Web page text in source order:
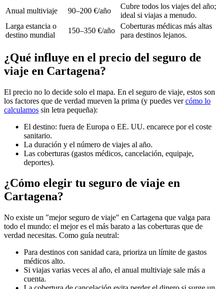
Anual multiviaje
90–200 €/año
Cubre todos los viajes del año;
ideal si viajas a menudo.
Larga estancia o
destino mundial
150–350 €/año
Coberturas médicas más altas
para destinos lejanos.
¿Qué influye en el precio del seguro de
viaje en Cartagena?
El precio no lo decide solo el mapa. En el seguro de viaje, estos son
los factores que de verdad mueven la prima (y puedes vercómo lo
calculamos sin letra pequeña):
El destino: fuera de Europa o EE. UU. encarece por el coste
sanitario.
La duración y el número de viajes al año.
Las coberturas (gastos médicos, cancelación, equipaje,
deportes).
¿Cómo elegir tu seguro de viaje en
Cartagena?
No existe un "mejor seguro de viaje" en Cartagena que valga para
todo el mundo: el mejor es el más barato a las coberturas que de
verdad necesitas. Como guía neutral:
Para destinos con sanidad cara, prioriza un límite de gastos
médicos alto.
Si viajas varias veces al año, el anual multiviaje sale más a
cuenta.